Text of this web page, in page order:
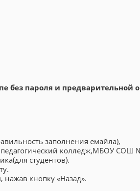
без пароля и предварительной
заполнения емайла),
колледж,МБОУ СОШ
студентов).
нажав кнопку «Назад».